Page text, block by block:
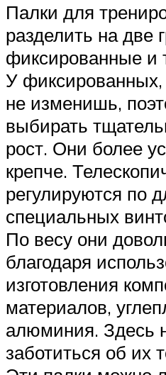
Палки для
разделить на две
фиксированные и
У
не изменишь,
выбирать
рост. Они более
крепче.
регулируются по
специальных
По весу они
благодаря
изготовления
материалов,
алюминия. Здесь
заботиться об их